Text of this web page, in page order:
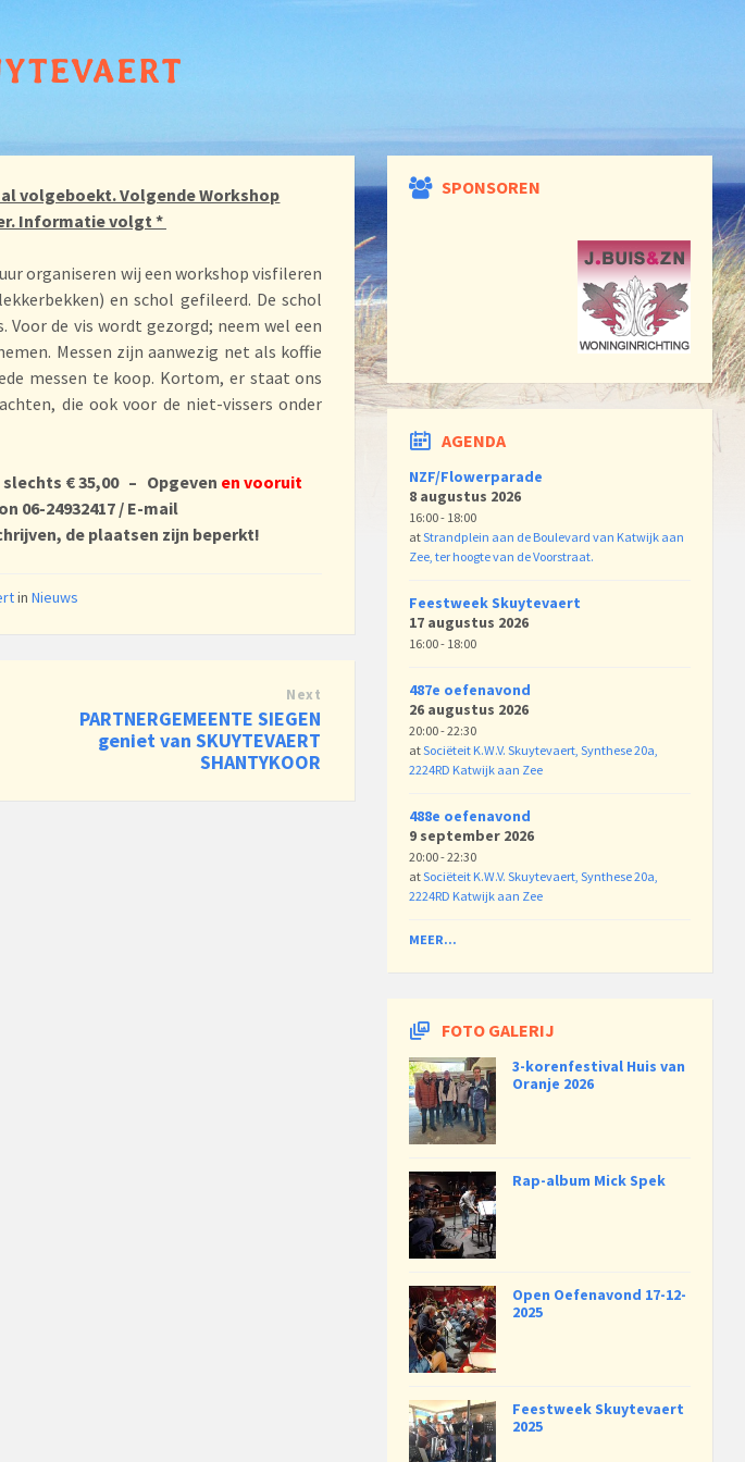
volgeboekt. Volgende Workshop
Informatie volgt *
organiseren wij een workshop visfileren
en schol gefileerd. De schol
de vis wordt gezorgd; neem wel een
Messen zijn aanwezig net als koffie
messen te koop. Kortom, er staat ons
die ook voor de niet-vissers onder
€ 35,00 – Opgeven en vooruit
06-24932417 / E-mail
de plaatsen zijn beperkt!
inNieuws
Next
PARTNERGEMEENTE SIEGEN
geniet van SKUYTEVAERT
SHANTYKOOR
SPONSOREN
AGENDA
NZF/Flowerparade
8 augustus 2026
16:00 - 18:00
atStrandplein aan de Boulevard van Katwijk aan
Zee, ter hoogte van de Voorstraat.
Feestweek Skuytevaert
17 augustus 2026
16:00 - 18:00
487e oefenavond
26 augustus 2026
20:00 - 22:30
atSociëteit K.W.V. Skuytevaert, Synthese 20a,
2224RD Katwijk aan Zee
488e oefenavond
9 september 2026
20:00 - 22:30
atSociëteit K.W.V. Skuytevaert, Synthese 20a,
2224RD Katwijk aan Zee
MEER...
FOTO GALERIJ
3-korenfestival Huis van
Oranje 2026
Rap-album Mick Spek
Open Oefenavond 17-12-
2025
Feestweek Skuytevaert
2025